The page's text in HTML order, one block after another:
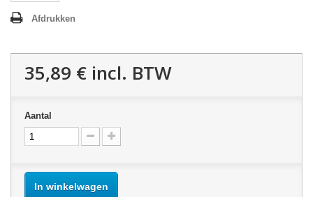
Afdrukken
35,89 € incl. BTW
Aantal
In winkelwagen